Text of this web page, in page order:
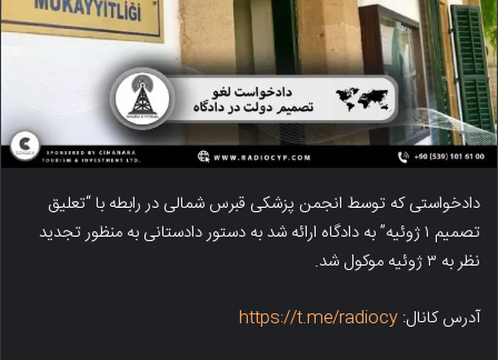
دادخواستی که توسط انجمن پزشکی قبرس شمالی در رابطه با “تعلیق
تصمیم ۱ ژوئیه” به دادگاه ارائه شد به دستور دادستانی به منظور تجدید
نظر به ۳ ژوئیه موکول شد.
آدرس کانال: https://t.me/radiocy